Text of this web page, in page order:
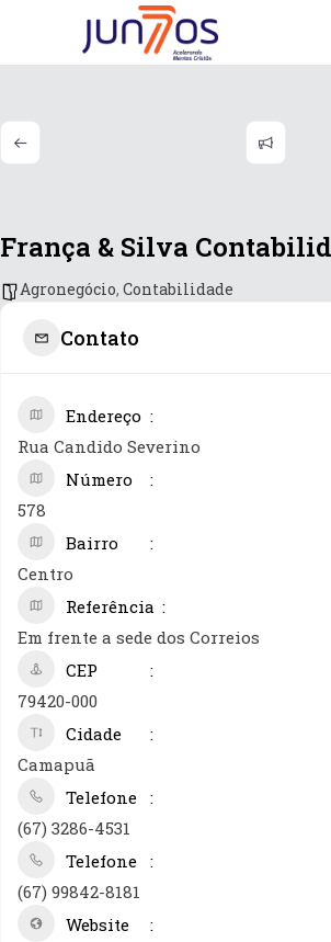
França & Silva
Agronegócio, Contabilidade
Contato
Endereço
Rua Candido Severino
Número
578
Bairro
Centro
Referência
Em frente a sede dos Correios
CEP
79420-000
Cidade
Camapuã
Telefone
(67) 3286-4531
Telefone
(67) 99842-8181
Website